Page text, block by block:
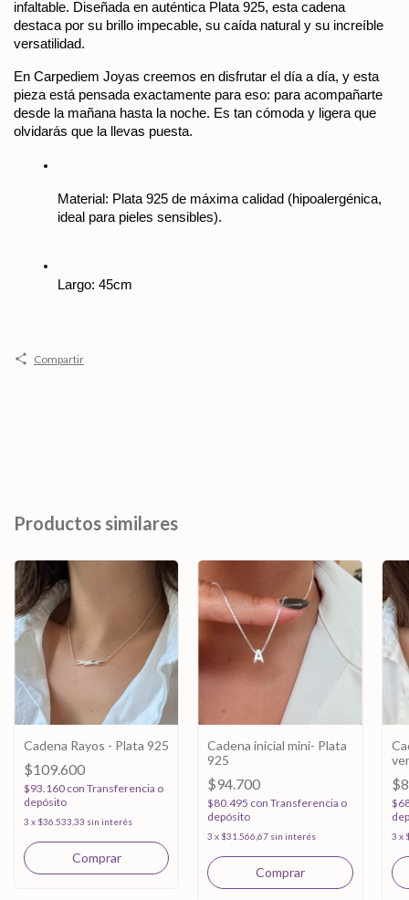
infaltable. Diseñada en auténtica Plata 925, esta cadena
destaca por su brillo impecable, su caída natural y su increíble
versatilidad.
En Carpediem Joyas creemos en disfrutar el día a día, y esta
pieza está pensada exactamente para eso: para acompañarte
desde la mañana hasta la noche. Es tan cómoda y ligera que
olvidarás que la llevas puesta.
Material: Plata 925 de máxima calidad (hipoalergénica,
ideal para pieles sensibles).
Largo: 45cm
Compartir
Productos similares
Cadena Rayos - Plata 925
$109.600
$93.160 con Transferencia o
depósito
3 x $36.533,33 sin interés
Cadena inicial mini- Plata
925
$94.700
$80.495 con Transferencia o
depósito
3 x $31.566,67 sin interés
Comprar
3 x